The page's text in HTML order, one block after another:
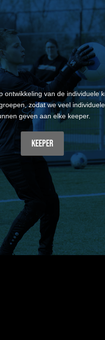
ontwikkeling van de individuele
zodat we veel
geven aan elke keeper.
Keeper